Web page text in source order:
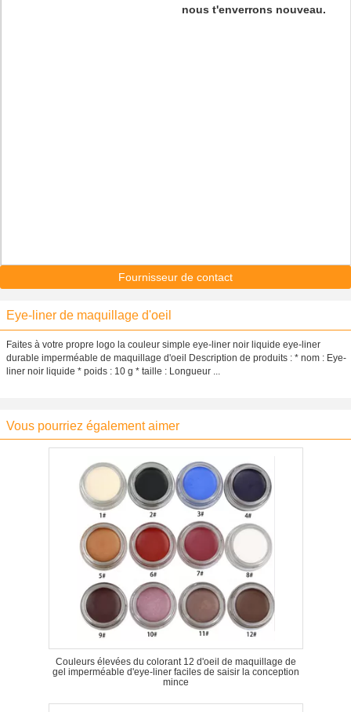
nous t'enverrons nouveau.
Fournisseur de contact
Eye-liner de maquillage d'oeil
Faites à votre propre logo la couleur simple eye-liner noir liquide eye-liner
durable imperméable de maquillage d'oeil Description de produits : * nom : Eye-
liner noir liquide * poids : 10 g * taille : Longueur ...
Vous pourriez également aimer
Couleurs élevées du colorant 12 d'oeil de maquillage de
gel imperméable d'eye-liner faciles de saisir la conception
mince